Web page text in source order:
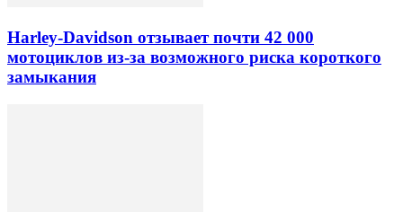
Harley-Davidson отзывает почти 42 000
мотоциклов из-за возможного риска короткого
замыкания